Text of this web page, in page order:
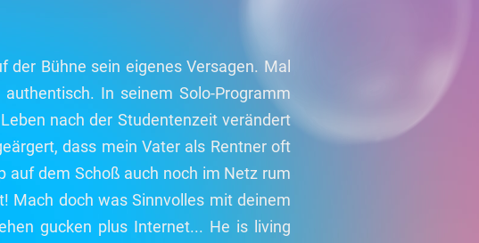
der Bühne sein eigenes Versagen. Mal
In seinem Solo-Programm
nach der Studentenzeit verändert
dass mein Vater als Rentner oft
auf dem Schoß auch noch im Netz rum
Mach doch was Sinnvolles mit deinem
gucken plus Internet... He is living